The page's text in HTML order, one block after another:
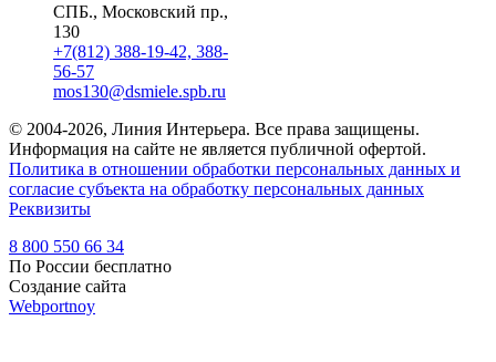
СПБ., Московский пр.,
130
+7(812) 388-19-42, 388-
56-57
mos130@dsmiele.spb.ru
© 2004-2026, Линия Интерьера. Все права защищены.
Информация на сайте не является публичной офертой.
Политика в отношении обработки персональных данных и
согласие субъекта на обработку персональных данных
Реквизиты
8 800 550 66 34
По России бесплатно
Создание сайта
Webportnoy